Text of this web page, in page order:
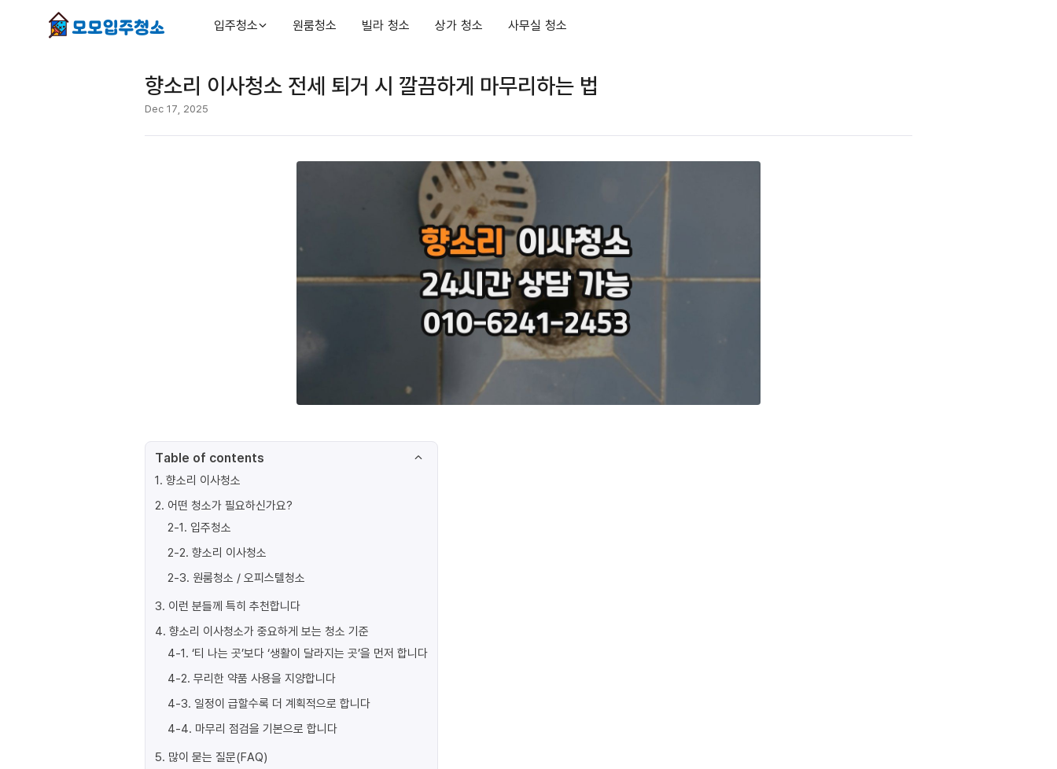
입주청소 원룸청소 빌라 청소 상가 청소 사무실 청소
향소리 이사청소 전세 퇴거 시 깔끔하게 마무리하는 법
Dec 17, 2025
Table of contents
1. 향소리 이사청소
2. 어떤 청소가 필요하신가요?
2-1. 입주청소
2-2. 향소리 이사청소
2-3. 원룸청소 / 오피스텔청소
3. 이런 분들께 특히 추천합니다
4. 향소리 이사청소가 중요하게 보는 청소 기준
4-1. ‘티 나는 곳’보다 ‘생활이 달라지는 곳’을 먼저 합니다
4-2. 무리한 약품 사용을 지양합니다
4-3. 일정이 급할수록 더 계획적으로 합니다
4-4. 마무리 점검을 기본으로 합니다
5. 많이 묻는 질문(FAQ)